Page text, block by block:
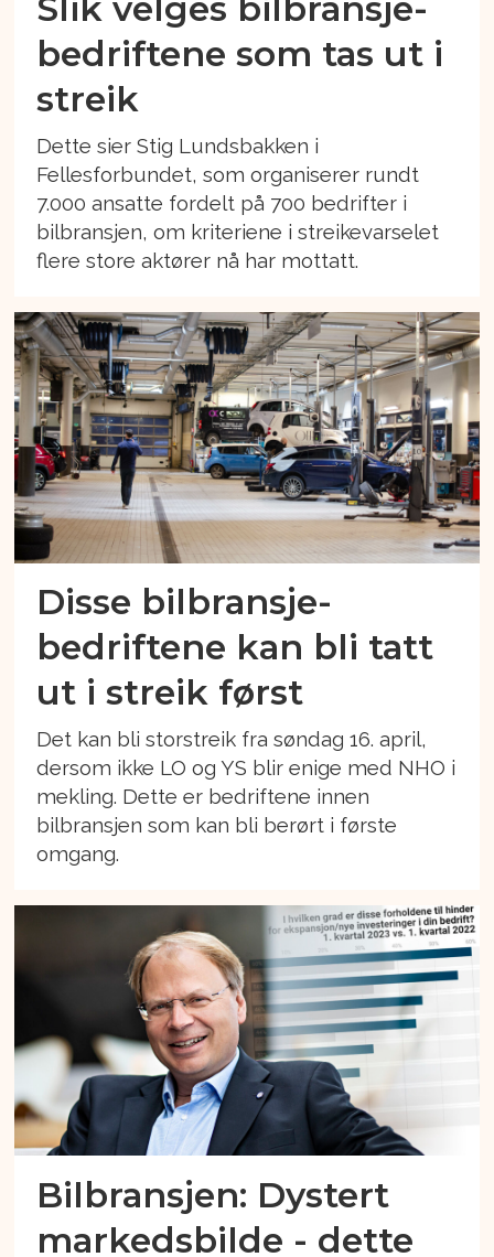
Slik velges bilbransje-
bedriftene som tas ut i
streik
Dette sier Stig Lundsbakken i
Fellesforbundet, som organiserer rundt
7.000 ansatte fordelt på 700 bedrifter i
bilbransjen, om kriteriene i streikevarselet
flere store aktører nå har mottatt.
Disse bilbransje-
bedriftene kan bli tatt
ut i streik først
Det kan bli storstreik fra søndag 16. april,
dersom ikke LO og YS blir enige med NHO i
mekling. Dette er bedriftene innen
bilbransjen som kan bli berørt i første
omgang.
Bilbransjen: Dystert
markedsbilde - dette